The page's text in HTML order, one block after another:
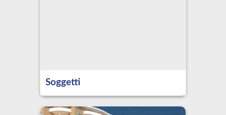
Soggetti